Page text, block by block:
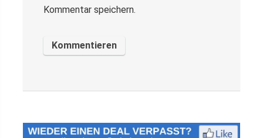
Kommentar speichern.